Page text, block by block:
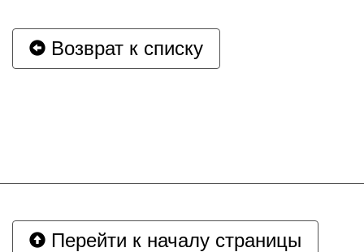
Возврат к списку
Перейти к началу страницы